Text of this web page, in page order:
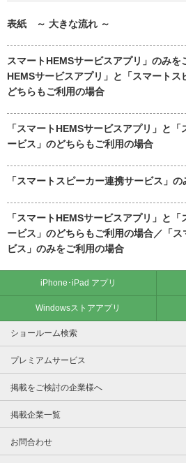
表紙 ～ 大きな流れ ～
スマートHEMSサービスアプリ」のみを
HEMSサービスアプリ」と「スマートス
どちらもご利用の場合
「スマートHEMSサービスアプリ」と
ービス」のどちらもご利用の場合
「スマートスピーカー連携サービス」
「スマートHEMSサービスアプリ」と
ービス」のどちらもご利用の場合／「
ビス」のみをご利用の場合
iPhone･iPad アプリ
Windowsストアアプリ
ショールーム検索
プレミアムサービス
掲載をご検討の企業様へ
掲載企業一覧
お問合わせ